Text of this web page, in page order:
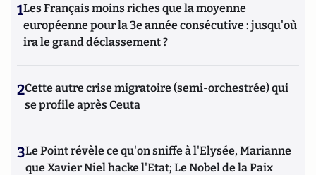
1Les Français moins riches que la moyenne
européenne pour la 3e année consécutive : jusqu'où
ira le grand déclassement ?
2Cette autre crise migratoire (semi-orchestrée) qui
se profile après Ceuta
3Le Point révèle ce qu'on sniffe à l'Elysée, Marianne
que Xavier Niel hacke l'Etat; Le Nobel de la Paix